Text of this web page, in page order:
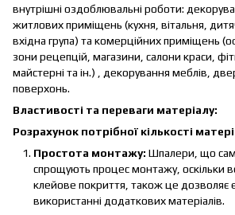
внутрішні оздоблювальні роботи:
житлових приміщень (кухня, вітальня,
вхідна група) та комерційних приміщень
зони рецепцій, магазини, салони краси,
майстерні та ін.) , декорування меблів,
поверхонь.
Властивості та переваги матеріалу:
Розрахунок потрібної кількості
Простота монтажу: Шпалери, що
спрощують процес монтажу, оскільки
клейове покриття, також це дозволяє
використанні додаткових матеріалів.